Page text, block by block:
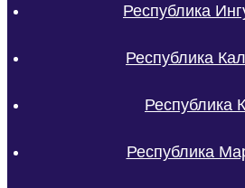
Республика
Республика
Республика
Республика